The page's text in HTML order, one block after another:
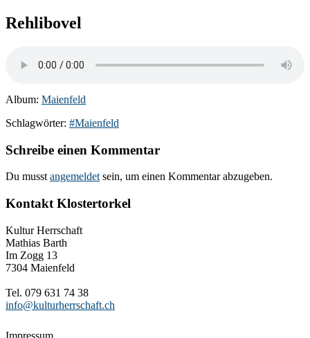
Rehlibovel
Album: Maienfeld
Schlagwörter: #Maienfeld
Schreibe einen Kommentar
Du musst angemeldet sein, um einen Kommentar abzugeben.
Kontakt Klostertorkel
Kultur Herrschaft
Mathias Barth
Im Zogg 13
7304 Maienfeld
Tel. 079 631 74 38
info@kulturherrschaft.ch